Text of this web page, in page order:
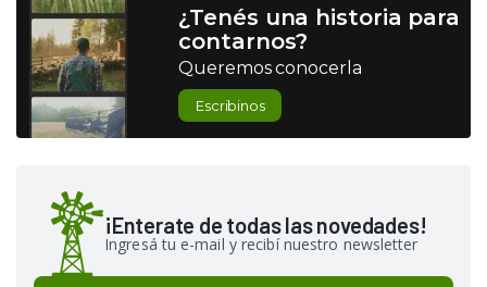
¿Tenés una historia para
contarnos?
Queremos conocerla
Escribinos
¡Enterate de todas las novedades!
Ingresá tu e-mail y recibí nuestro newsletter